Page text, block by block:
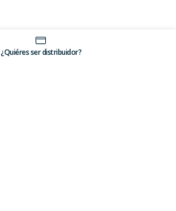
¿Quiéres ser distribuidor?